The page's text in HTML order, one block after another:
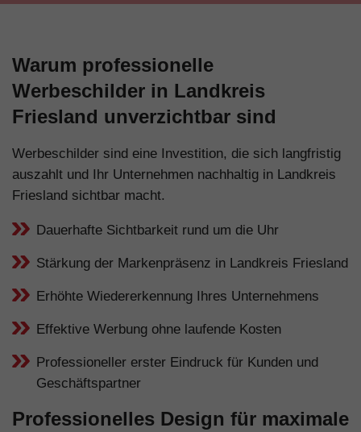
Warum professionelle
Werbeschilder in Landkreis
Friesland unverzichtbar sind
Werbeschilder sind eine Investition, die sich langfristig
auszahlt und Ihr Unternehmen nachhaltig in Landkreis
Friesland sichtbar macht.
Dauerhafte Sichtbarkeit rund um die Uhr
Stärkung der Markenpräsenz in Landkreis Friesland
Erhöhte Wiedererkennung Ihres Unternehmens
Effektive Werbung ohne laufende Kosten
Professioneller erster Eindruck für Kunden und
Geschäftspartner
Professionelles Design für maximale